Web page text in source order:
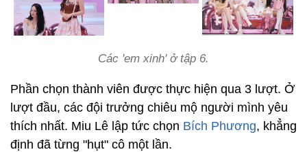
Các 'em xinh' ở tập 6.
Phần chọn thành viên được thực hiện qua 3 lượt. Ở
lượt đầu, các đội trưởng chiêu mộ người mình yêu
thích nhất. Miu Lê lập tức chọn Bích Phương, khẳng
định đã từng "hụt" cô một lần.